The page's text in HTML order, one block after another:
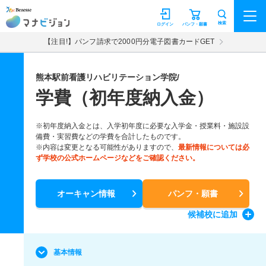
マナビジョン パンフ・願書
ログイン 検索
【注目!】パンフ請求で2000円分電子図書カードGET
熊本駅前看護リハビリテーション学院/
学費（初年度納入金）
※初年度納入金とは、入学初年度に必要な入学金・授業料・施設設
備費・実習費などの学費を合計したものです。
※内容は変更となる可能性がありますので、 最新情報については必
ず学校の公式ホームページなどをご確認ください。
オーキャン情報 パンフ・願書
候補校に追加
基本情報